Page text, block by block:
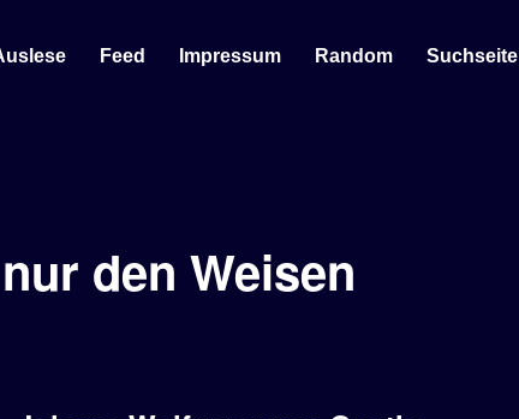
Feed Impressum Random Suchseite
den Weisen